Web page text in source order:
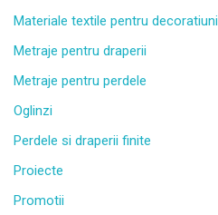
Materiale textile pentru decoratiuni
Metraje pentru draperii
Metraje pentru perdele
Oglinzi
Perdele si draperii finite
Proiecte
Promotii